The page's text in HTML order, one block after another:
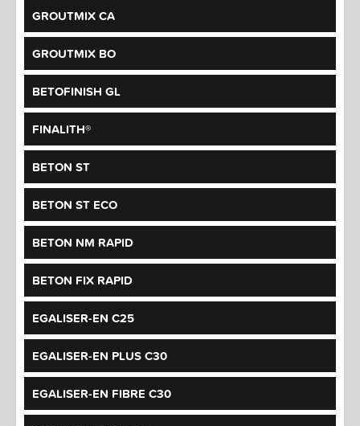
GROUTMIX CA
GROUTMIX BO
BETOFINISH GL
FINALITH®
BETON ST
BETON ST ECO
BETON NM RAPID
BETON FIX RAPID
EGALISER-EN C25
EGALISER-EN PLUS C30
EGALISER-EN FIBRE C30